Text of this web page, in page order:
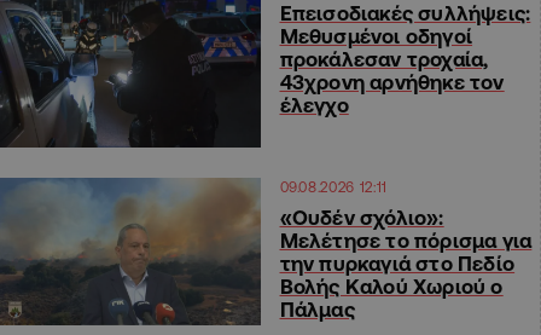
Επεισοδιακές συλλήψεις:
Μεθυσμένοι οδηγοί
προκάλεσαν τροχαία,
43χρονη αρνήθηκε τον
έλεγχο
09.08.2026 12:11
«Ουδέν σχόλιο»:
Μελέτησε το πόρισμα για
την πυρκαγιά στο Πεδίο
Βολής Καλού Χωριού ο
Πάλμας